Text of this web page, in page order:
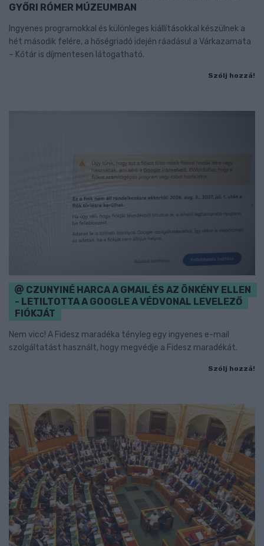
GYŐRI RÓMER MÚZEUMBAN
Ingyenes programokkal és különleges kiállításokkal készülnek a
hét második felére, a hőségriadó idején ráadásul a Várkazamata
– Kőtár is díjmentesen látogatható.
Szólj hozzá!
CZUNYINÉ HARCA A GMAIL ÉS AZ ÖNKÉNY ELLEN
- LETILTOTTA A GOOGLE A VÉDVONAL LEVELEZŐ
FIÓKJÁT
Nem vicc! A Fidesz maradéka tényleg egy ingyenes e-mail
szolgáltatást használt, hogy megvédje a Fidesz maradékát.
Szólj hozzá!